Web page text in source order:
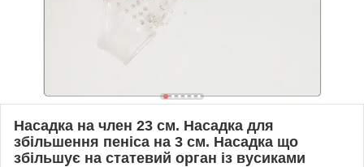
Насадка на член 23 см. Насадка для
збільшення пеніса на 3 см. Насадка що
збільшує на статевий орган із вусиками